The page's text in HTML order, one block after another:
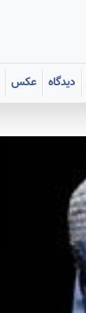
دیدگاه عکس